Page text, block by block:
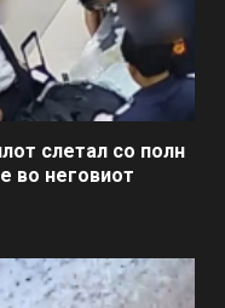
слетал со полн
во неговиот